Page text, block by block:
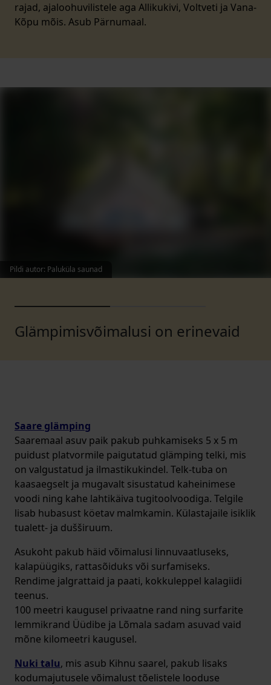
rajad, ajaloohuvilistele aga Allikukivi, Voltveti ja Vana-
Kõpu mõis. Asub Pärnumaal.
Pildi autor: Paluküla saunad
Glämpimisvõimalusi on erinevaid
Saare glämping
Saaremaal asuv paik pakub puhkamiseks 5 x 5 m
puidust platvormile paigutatud glämping telki, mis
on valgustatud ja ilmastikukindel. Telk-tuba on
kaasaegselt ja mugavalt sisustatud kaheinimese
voodi ning kahe lahtikäiva tugitoolvoodiga. Telgile
lisab hubasust köetav malmkamin. Külastajaile isiklik
tualett- ja dušširuum.
Asukoht pakub häid võimalusi linnuvaatluseks,
kalapüügiks, rattasõiduks või surfamiseks.
Rendime jalgrattaid ja paati, kokkuleppel kalagiidi
teenus.
100 meetri kaugusel privaatne rand ning surfarite
lemmikrand Üüdibe ja Lõmala sadam asuvad vaid
mõne kilomeetri kaugusel.
Nuki talu, mis asub Kihnu saarel, pakub lisaks
kodumajutusele võimalust tõelistele looduse